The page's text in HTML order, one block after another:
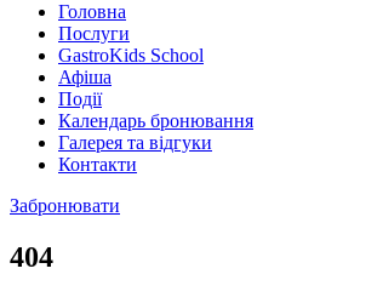
Головна
Послуги
GastroKids School
Афіша
Події
Календарь бронювання
Галерея та відгуки
Контакти
Забронювати
404